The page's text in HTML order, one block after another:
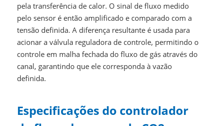
pela transferência de calor. O sinal de fluxo medido
pelo sensor é então amplificado e comparado com a
tensão definida. A diferença resultante é usada para
acionar a válvula reguladora de controle, permitindo o
controle em malha fechada do fluxo de gás através do
canal, garantindo que ele corresponda à vazão
definida.
Especificações do controlador